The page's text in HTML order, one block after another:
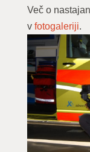
Več o
v fotogaleriji.